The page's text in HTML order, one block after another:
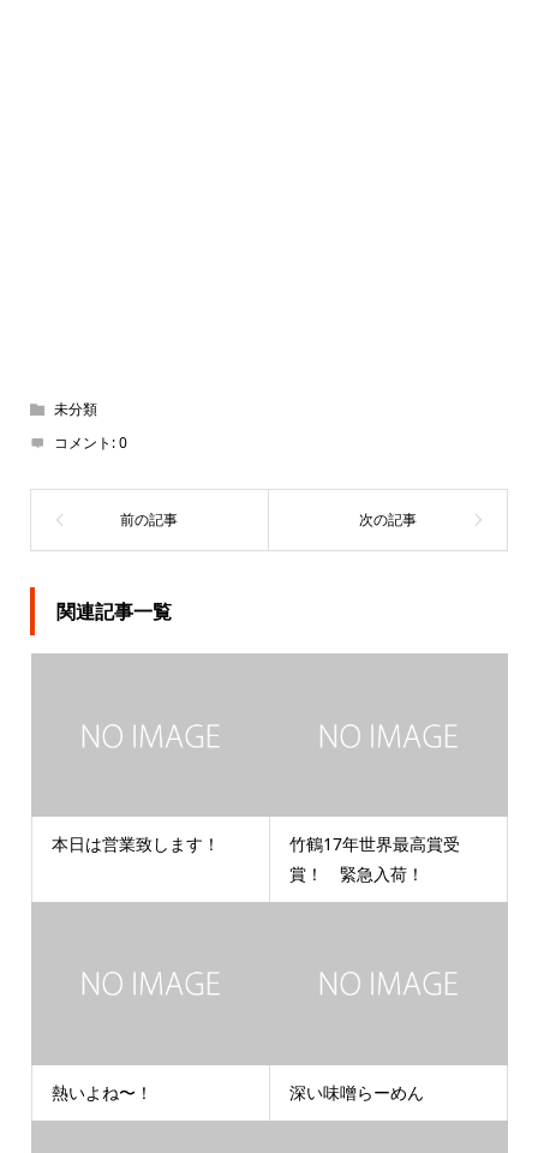
未分類
コメント:0
関連記事一覧
本日は営業致します！
竹鶴17年世界最高賞受
賞！ 緊急入荷！
熱いよね〜！ 深い味噌らーめん